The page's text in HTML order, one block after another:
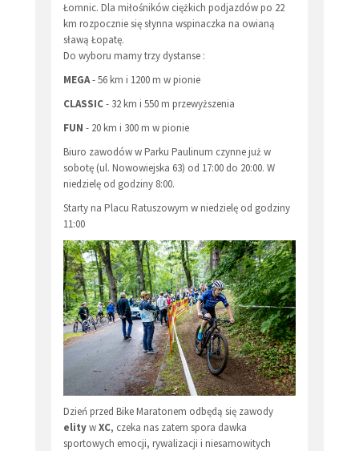
Łomnic. Dla miłośników ciężkich podjazdów po 22
km rozpocznie się słynna wspinaczka na owianą
sławą Łopatę.
Do wyboru mamy trzy dystanse :
MEGA- 56 km i 1200 m w pionie
CLASSIC- 32 km i 550 m przewyższenia
FUN - 20 km i 300 m w pionie
Biuro zawodów w Parku Paulinum czynne już w
sobotę (ul. Nowowiejska 63) od 17:00 do 20:00. W
niedzielę od godziny 8:00.
Starty na Placu Ratuszowym w niedzielę od godziny
11:00
Dzień przed Bike Maratonem odbędą się zawody
elitywXC, czeka nas zatem spora dawka
sportowych emocji, rywalizacji i niesamowitych